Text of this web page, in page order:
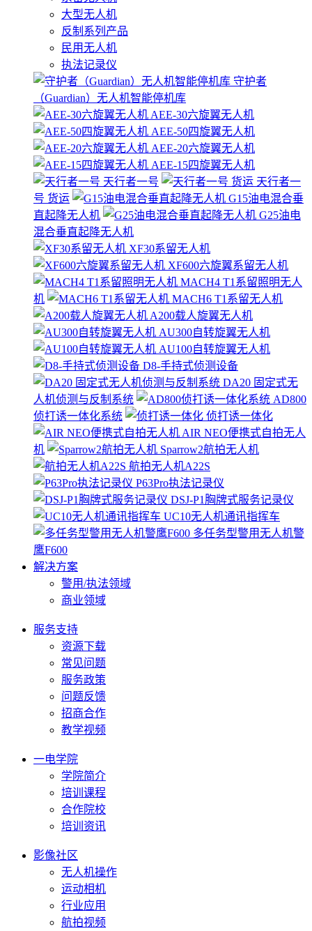
大型无人机
反制系列产品
民用无人机
执法记录仪
守护者
（Guardian）无人机智能停机库
AEE-30六旋翼无人机
AEE-50四旋翼无人机
AEE-20六旋翼无人机
AEE-15四旋翼无人机
天行者一号
天行者一
号 货运
G15油电混合垂
直起降无人机
G25油电
混合垂直起降无人机
XF30系留无人机
XF600六旋翼系留无人机
MACH4 T1系留照明无人
机
MACH6 T1系留无人机
A200载人旋翼无人机
AU300自转旋翼无人机
AU100自转旋翼无人机
D8-手持式侦测设备
DA20 固定式无
人机侦测与反制系统
AD800
侦打诱一体化系统
侦打诱一体化
AIR NEO便携式自拍无人
机
Sparrow2航拍无人机
航拍无人机A22S
P63Pro执法记录仪
DSJ-P1胸牌式服务记录仪
UC10无人机通讯指挥车
多任务型警用无人机警
鹰F600
解决方案
警用/执法领域
商业领域
服务支持
资源下载
常见问题
服务政策
问题反馈
招商合作
教学视频
一电学院
学院简介
培训课程
合作院校
培训资讯
影像社区
无人机操作
运动相机
行业应用
航拍视频